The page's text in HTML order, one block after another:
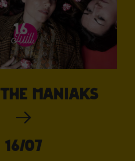
the Maniaks
16/07